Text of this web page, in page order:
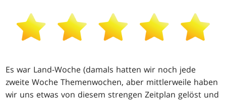
Es war Land-Woche (damals hatten wir noch jede
zweite Woche Themenwochen, aber mittlerweile haben
wir uns etwas von diesem strengen Zeitplan gelöst und